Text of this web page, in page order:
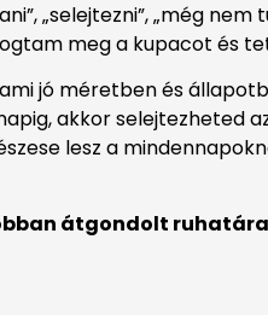
„selejtezni”, „még nem
meg a kupacot és
jó méretben és
akkor selejtezheted
lesz a
átgondolt